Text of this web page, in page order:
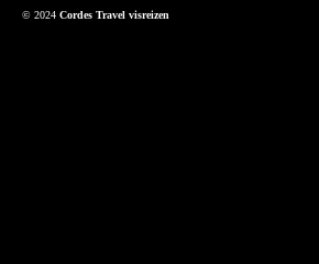
© 2024 Cordes Travel visreizen